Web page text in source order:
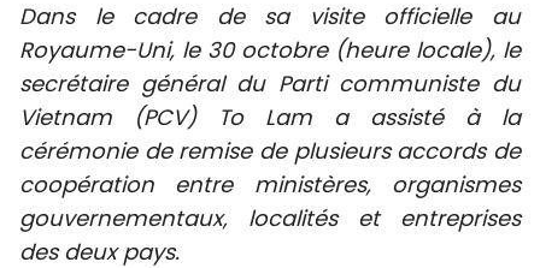
CULTURE
TOURISME
ENVIRONNEMENT
SPORT
Dans le cadre de sa visite officielle au
Royaume-Uni, le 30 octobre (heure locale), le
secrétaire général du Parti communiste du
Vietnam (PCV) To Lam a assisté à la
cérémonie de remise de plusieurs accords de
coopération entre ministères, organismes
gouvernementaux, localités et entreprises
des deux pays.